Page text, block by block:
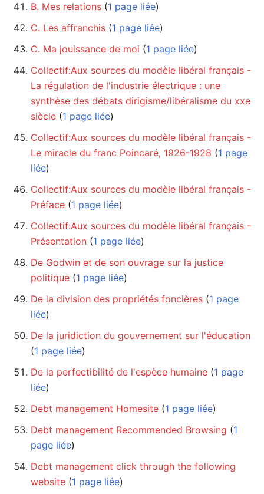
B. Mes relations ‏‎ (1 page liée)
C. Les affranchis ‏‎ (1 page liée)
C. Ma jouissance de moi ‏‎ (1 page liée)
Collectif:Aux sources du modèle libéral français -
La régulation de l'industrie électrique : une
synthèse des débats dirigisme/libéralisme du xxe
siècle ‏‎ (1 page liée)
Collectif:Aux sources du modèle libéral français -
Le miracle du franc Poincaré, 1926-1928 ‏‎ (1 page
liée)
Collectif:Aux sources du modèle libéral français -
Préface ‏‎ (1 page liée)
Collectif:Aux sources du modèle libéral français -
Présentation ‏‎ (1 page liée)
De Godwin et de son ouvrage sur la justice
politique ‏‎ (1 page liée)
De la division des propriétés foncières ‏‎ (1 page
liée)
De la juridiction du gouvernement sur l'éducation
(1 page liée)
De la perfectibilité de l'espèce humaine ‏‎ (1 page
liée)
Debt management Homesite ‏‎ (1 page liée)
Debt management Recommended Browsing ‏‎ (1
page liée)
Debt management click through the following
website ‏‎ (1 page liée)